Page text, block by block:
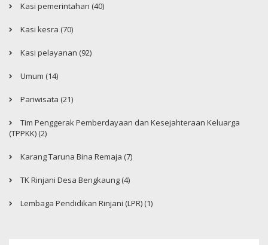
Kasi pemerintahan (40)
Kasi kesra (70)
Kasi pelayanan (92)
Umum (14)
Pariwisata (21)
Tim Penggerak Pemberdayaan dan Kesejahteraan Keluarga
(TPPKK) (2)
Karang Taruna Bina Remaja (7)
TK Rinjani Desa Bengkaung (4)
Lembaga Pendidikan Rinjani (LPR) (1)